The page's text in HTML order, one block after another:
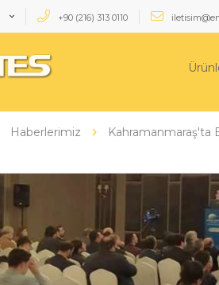
+90 (216) 313 0110
Haberlerimiz Kahramanmaraş'ta